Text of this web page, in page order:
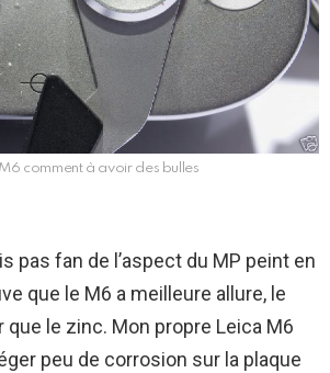
comment à avoir des bulles
pas fan de l’aspect du MP peint en
que le M6 a meilleure allure, le
que le zinc. Mon propre Leica M6
peu de corrosion sur la plaque